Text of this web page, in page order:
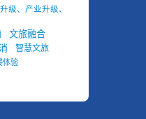
级、产业升级、
文旅融合
智慧文旅
体验